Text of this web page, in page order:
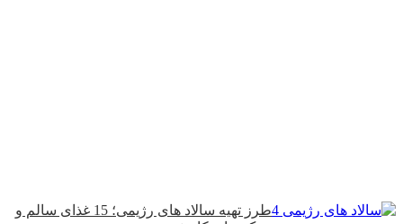
طرز تهیه سالاد های رژیمی؛ 15 غذای سالم و